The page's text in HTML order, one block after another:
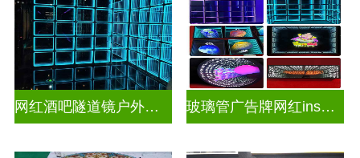
网红酒吧隧道镜户外门头招牌深渊镜千层镜 玻璃管广告牌网红ins灯带造型装饰千层镜深渊镜